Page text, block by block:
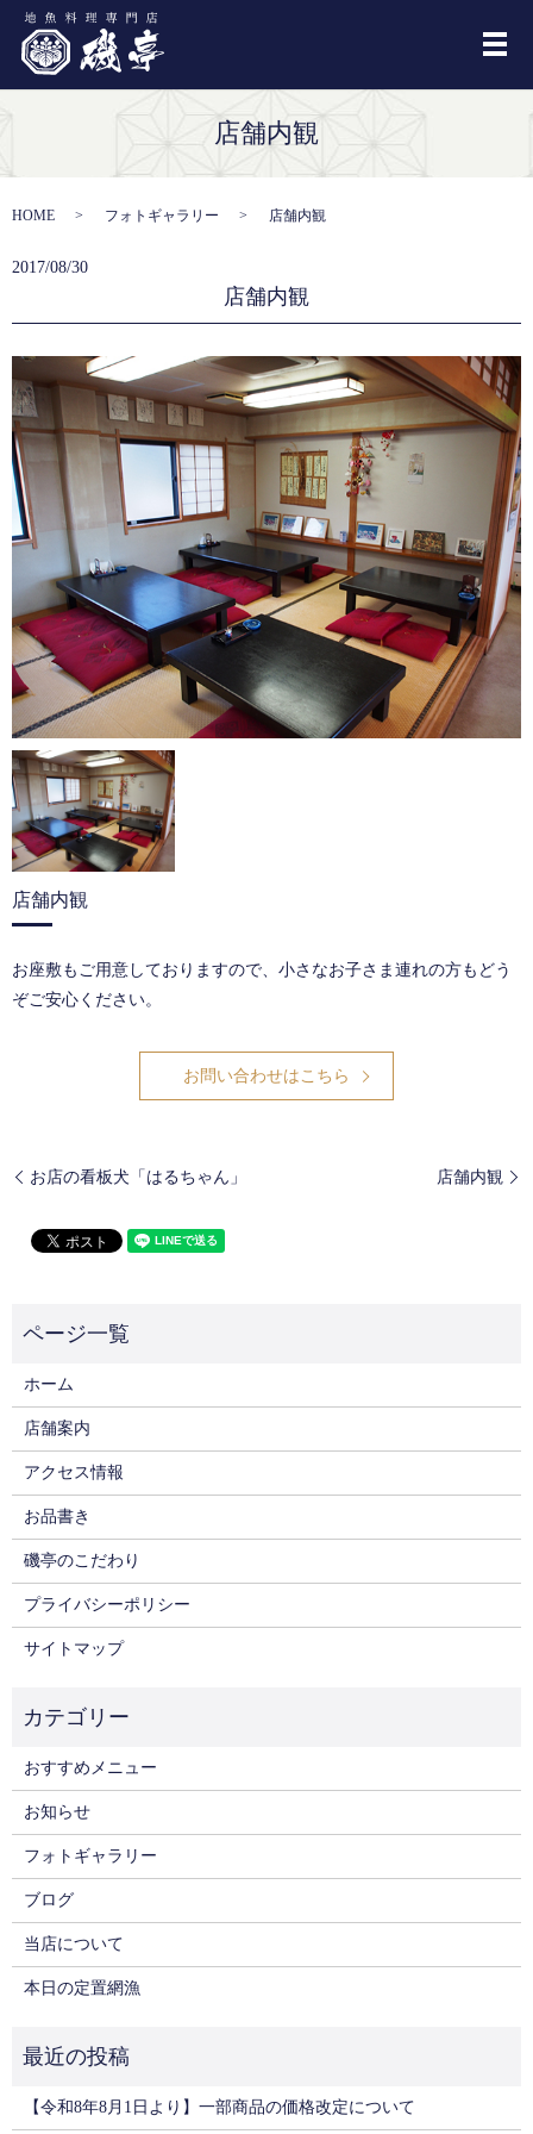
メ
店舗内観
HOME フォトギャラリー 店舗内観
2017/08/30
店舗内観
店舗内観
お座敷もご用意しておりますので、小さなお子さま連れの方もどう
ぞご安心ください。
お問い合わせはこちら
お店の看板犬「はるちゃん」 店舗内観
ホーム
店舗案内
アクセス情報
お品書き
磯亭のこだわり
プライバシーポリシー
サイトマップ
おすすめメニュー
お知らせ
フォトギャラリー
ブログ
当店について
本日の定置網漁
【令和8年8月1日より】一部商品の価格改定について